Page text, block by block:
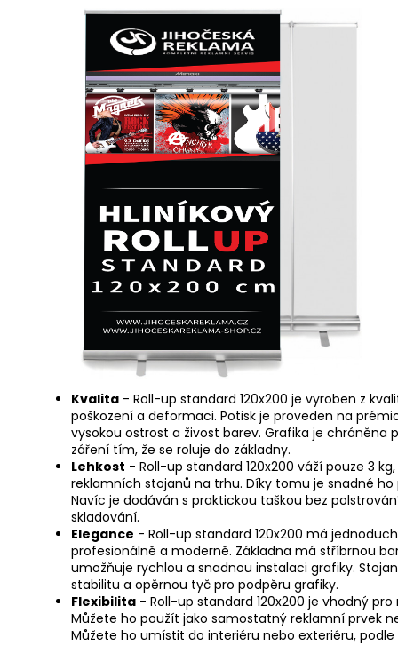
Kvalita - Roll-up standard 120x200 je vyroben z
poškození a deformaci. Potisk je proveden na
vysokou ostrost a živost barev. Grafika je chráněna
záření tím, že se roluje do základny.
Lehkost - Roll-up standard 120x200 váží pouze 3
reklamních stojanů na trhu. Díky tomu je snadné
Navíc je dodáván s praktickou taškou bez
skladování.
Elegance - Roll-up standard 120x200 má
profesionálně a moderně. Základna má stříbrnou
umožňuje rychlou a snadnou instalaci grafiky.
stabilitu a opěrnou tyč pro podpěru grafiky.
Flexibilita - Roll-up standard 120x200 je vhodný
Můžete ho použít jako samostatný reklamní prvek
Můžete ho umístit do interiéru nebo exteriéru,